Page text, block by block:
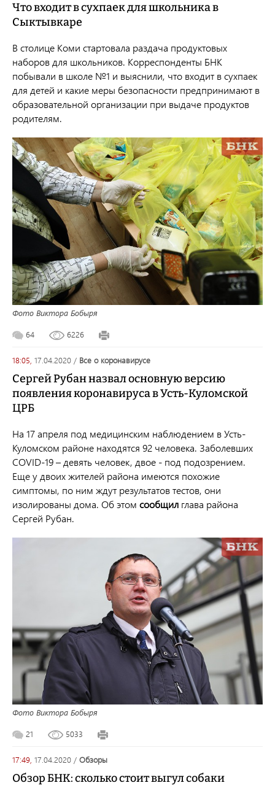
Что входит в сухпаек для школьника в
Сыктывкаре
В столице Коми стартовала раздача продуктовых
наборов для школьников. Корреспонденты БНК
побывали в школе №1 и выяснили, что входит в сухпаек
для детей и какие меры безопасности предпринимают в
образовательной организации при выдаче продуктов
родителям.
Фото Виктора Бобыря
64 6226
18:05, 17.04.2020 / все о коронавирусе
Сергей Рубан назвал основную версию
появления коронавируса в Усть-Куломской
ЦРБ
На 17 апреля под медицинским наблюдением в Усть-
Куломском районе находятся 92 человека. Заболевших
COVID-19 – девять человек, двое - под подозрением.
Еще у двоих жителей района имеются похожие
симптомы, по ним ждут результатов тестов, они
изолированы дома. Об этом сообщил глава района
Сергей Рубан.
Фото Виктора Бобыря
21 5033
17:49, 17.04.2020 / обзоры
Обзор БНК: сколько стоит выгул собаки